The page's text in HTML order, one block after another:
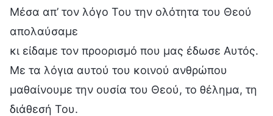
Μέσα απ’ τον λόγο Του την ολότητα του Θεού
απολαύσαμε
κι είδαμε τον προορισμό που μας έδωσε Αυτός.
Με τα λόγια αυτού του κοινού ανθρώπου
μαθαίνουμε την ουσία του Θεού, το θέλημα, τη
διάθεσή Του.